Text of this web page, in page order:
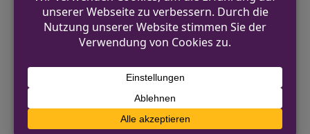
VORHERIGER BEITRAG
Einbrecher kamen am Vormittag in
Wipperfürth
NÄCHSTER BEITRAG
Westenhellweg